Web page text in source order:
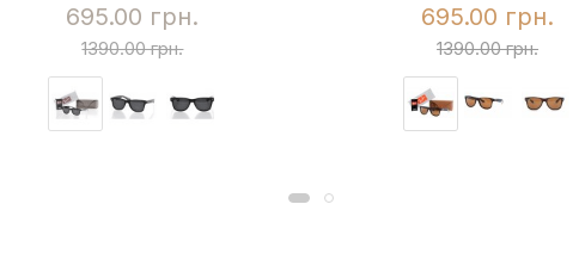
695.00 грн.
1390.00 грн.
695.00 грн.
1390.00 грн.